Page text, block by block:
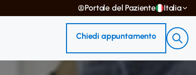
Portale del Paziente Italia
Chiedi appuntamento